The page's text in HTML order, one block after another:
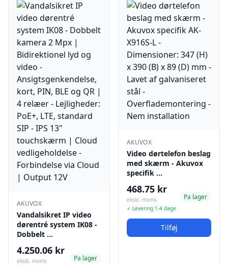
AKUVOX
Vandalsikret IP video
dørentré system IK08 -
Dobbelt …
4.250.06 kr
ekskl. moms
Pa lager
AKUVOX
Video dørtelefon beslag
med skærm - Akuvox
specifik …
468.75 kr
ekskl. moms
✓ Levering 1-4 dage
Pa lager
Tilføj